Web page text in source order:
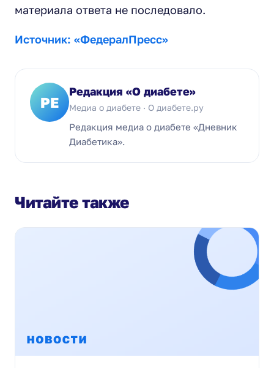
материала ответа не последовало.
Источник: «ФедералПресс»
РЕ
Редакция «О диабете»
Медиа о диабете · О диабете.ру
Редакция медиа о диабете «Дневник
Диабетика».
Читайте также